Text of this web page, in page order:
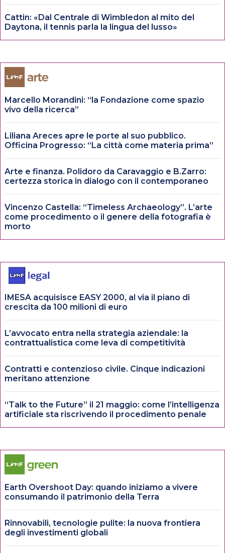
Cattin: «Dal Centrale di Wimbledon al mito del
Daytona, il tennis parla la lingua del lusso»
Marcello Morandini: “la Fondazione come spazio
vivo della ricerca”
Liliana Areces apre le porte al suo pubblico.
Officina Progresso: “La città come materia prima”
Arte e finanza. Polidoro da Caravaggio e B.Zarro:
certezza storica in dialogo con il contemporaneo
Vincenzo Castella: “Timeless Archaeology”. L’arte
come procedimento o il genere della fotografia è
morto
IMESA acquisisce EASY 2000, al via il piano di
crescita da 100 milioni di euro
L’avvocato entra nella strategia aziendale: la
contrattualistica come leva di competitività
Contratti e contenzioso civile. Cinque indicazioni
meritano attenzione
“Talk to the Future” il 21 maggio: come l’intelligenza
artificiale sta riscrivendo il procedimento penale
Earth Overshoot Day: quando iniziamo a vivere
consumando il patrimonio della Terra
Rinnovabili, tecnologie pulite: la nuova frontiera
degli investimenti globali